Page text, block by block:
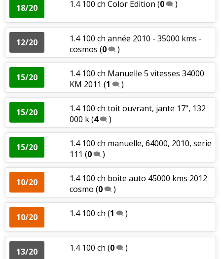
18/20 1.4 100 ch Color Edition (0 )
12/20
1.4 100 ch année 2010 - 35000 kms -
cosmos (0 )
15/20
1.4 100 ch Manuelle 5 vitesses 34000
KM 2011 (1 )
15/20
1.4 100 ch toit ouvrant, jante 17", 132
000 k(4 )
15/20
1.4 100 ch manuelle, 64000, 2010, serie
111 (0 )
10/20
1.4 100 ch boite auto 45000 kms 2012
cosmo (0 )
10/20 1.4 100 ch (1 )
13/20 1.4 100 ch (0 )